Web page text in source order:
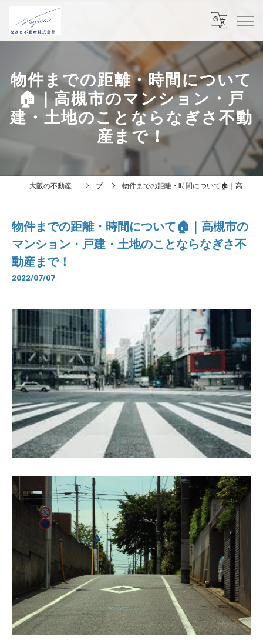
物件までの距離・時間について
🏠｜高槻市のマンション・戸
建・土地のことならなぎさ不動
産まで！
大阪の不動産はなぎさ不動産株式会社 ブログ 物件までの距離・時間について🏠｜高槻市のマンション・戸建・土地のことならなぎさ不動産まで！
物件までの距離・時間について🏠｜高槻市の
マンション・戸建・土地のことならなぎさ不
動産まで！
2022/07/07